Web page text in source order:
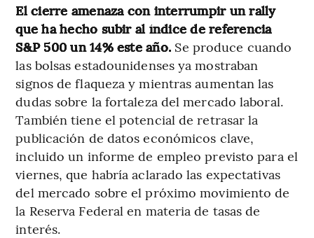
El cierre amenaza con interrumpir un rally
que ha hecho subir al índice de referencia
S&P 500 un 14% este año. Se produce cuando
las bolsas estadounidenses ya mostraban
signos de flaqueza y mientras aumentan las
dudas sobre la fortaleza del mercado laboral.
También tiene el potencial de retrasar la
publicación de datos económicos clave,
incluido un informe de empleo previsto para el
viernes, que habría aclarado las expectativas
del mercado sobre el próximo movimiento de
la Reserva Federal en materia de tasas de
interés.